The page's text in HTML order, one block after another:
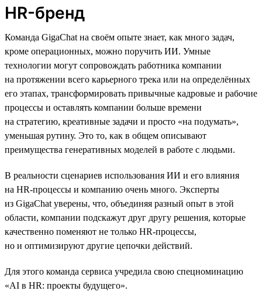
HR-бренд
Команда GigaChat на своём опыте знает, как много задач,
кроме операционных, можно поручить ИИ. Умные
технологии могут сопровождать работника компании
на протяжении всего карьерного трека или на определённых
его этапах, трансформировать привычные кадровые и рабочие
процессы и оставлять компании больше времени
на стратегию, креативные задачи и просто «на подумать»,
уменьшая рутину. Это то, как в общем описывают
преимущества генеративных моделей в работе с людьми.
В реальности сценариев использования ИИ и его влияния
на HR-процессы и компанию очень много. Эксперты
из GigaChat уверены, что, объединяя разный опыт в этой
области, компании подскажут друг другу решения, которые
качественно поменяют не только HR-процессы,
но и оптимизируют другие цепочки действий.
Для этого команда сервиса учредила свою спецноминацию
«AI в HR: проекты будущего».